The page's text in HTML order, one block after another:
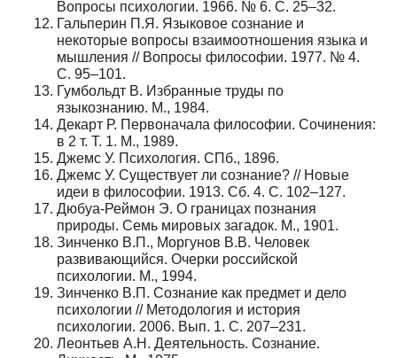
Вопросы психологии. 1966. № 6. С. 25–32.
Гальперин П.Я. Языковое сознание и
некоторые вопросы взаимоотношения языка и
мышления // Вопросы философии. 1977. № 4.
С. 95–101.
Гумбольдт В. Избранные труды по
языкознанию. М., 1984.
Декарт Р. Первоначала философии. Сочинения:
в 2 т. Т. 1. М., 1989.
Джемс У. Психология. СПб., 1896.
Джемс У. Существует ли сознание? // Новые
идеи в философии. 1913. Сб. 4. С. 102–127.
Дюбуа-Реймон Э. О границах познания
природы. Семь мировых загадок. М., 1901.
Зинченко В.П., Моргунов В.В. Человек
развивающийся. Очерки российской
психологии. М., 1994.
Зинченко В.П. Сознание как предмет и дело
психологии // Методология и история
психологии. 2006. Вып. 1. С. 207–231.
Леонтьев А.Н. Деятельность. Сознание.